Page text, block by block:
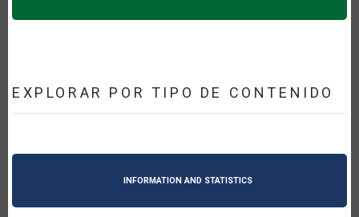
EXPLORAR POR TIPO DE CONTENIDO
INFORMATION AND STATISTICS